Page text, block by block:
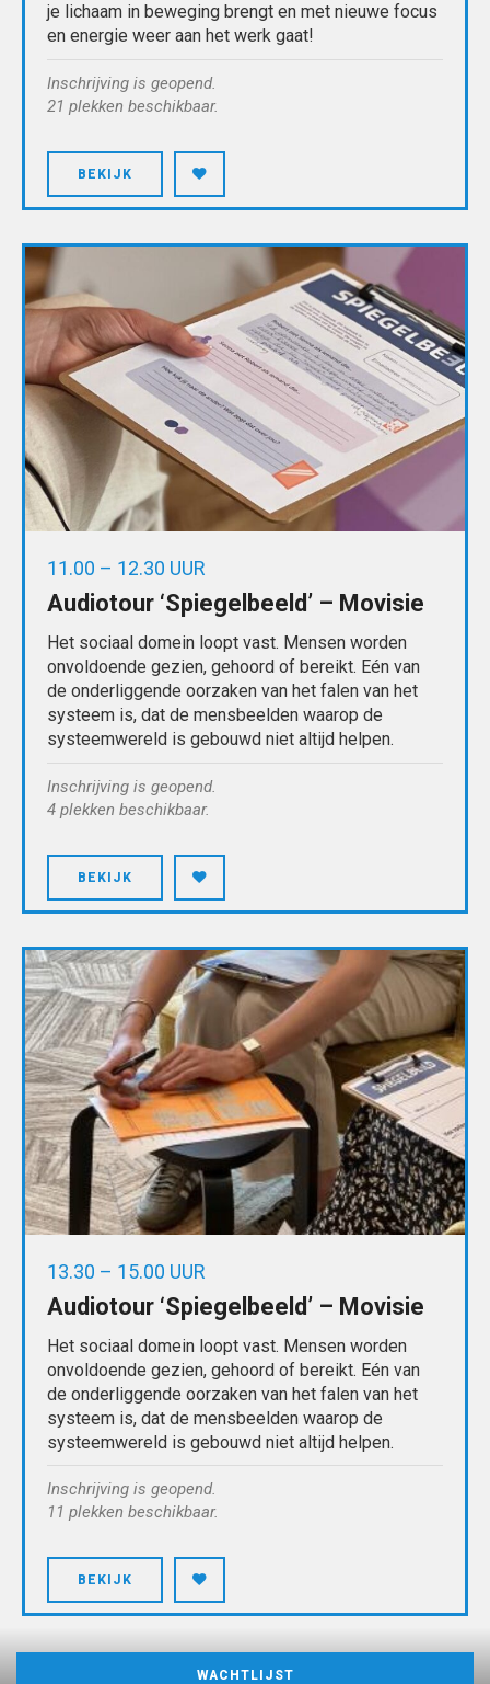
WACHTLIJST
je lichaam in beweging brengt en met nieuwe focus
en energie weer aan het werk gaat!
Inschrijving is geopend.
21 plekken beschikbaar.
BEKIJK
11.00 – 12.30 UUR
Audiotour ‘Spiegelbeeld’ – Movisie
Het sociaal domein loopt vast. Mensen worden
onvoldoende gezien, gehoord of bereikt. Eén van
de onderliggende oorzaken van het falen van het
systeem is, dat de mensbeelden waarop de
systeemwereld is gebouwd niet altijd helpen.
Inschrijving is geopend.
4 plekken beschikbaar.
BEKIJK
13.30 – 15.00 UUR
Audiotour ‘Spiegelbeeld’ – Movisie
Het sociaal domein loopt vast. Mensen worden
onvoldoende gezien, gehoord of bereikt. Eén van
de onderliggende oorzaken van het falen van het
systeem is, dat de mensbeelden waarop de
systeemwereld is gebouwd niet altijd helpen.
Inschrijving is geopend.
11 plekken beschikbaar.
BEKIJK